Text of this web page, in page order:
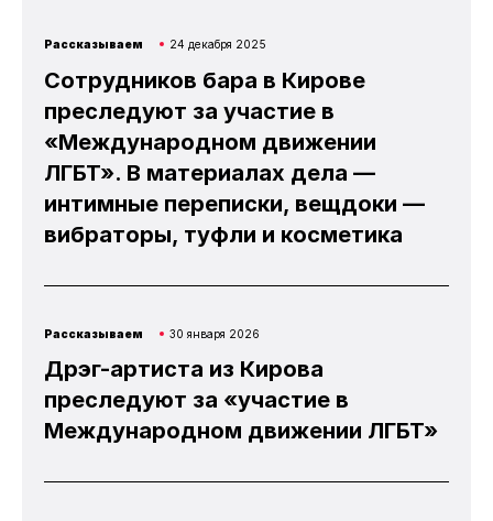
Рассказываем 24 декабря 2025
Сотрудников бара в Кирове
преследуют за участие в
«Международном движении
ЛГБТ». В материалах дела —
интимные переписки, вещдоки —
вибраторы, туфли и косметика
Рассказываем 30 января 2026
Дрэг-артиста из Кирова
преследуют за «участие в
Международном движении ЛГБТ»